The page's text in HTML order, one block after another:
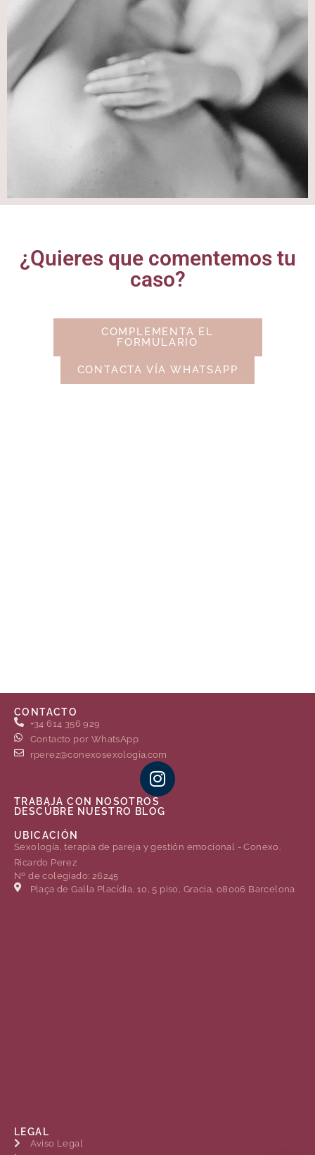
¿Quieres que comentemos tu
caso?
COMPLEMENTA EL
FORMULARIO
CONTACTA VÍA WHATSAPP
CONTACTO
+34 614 356 929
Contacto por WhatsApp
rperez@conexosexologia.com
TRABAJA CON NOSOTROS
DESCÚBRE NUESTRO BLOG
UBICACIÓN
Sexología, terapia de pareja y gestión emocional - Conexo.
Ricardo Perez
Nº de colegiado: 26245
Plaça de Gal·la Placídia, 10, 5 piso, Gracia, 08006 Barcelona
LEGAL
Aviso Legal